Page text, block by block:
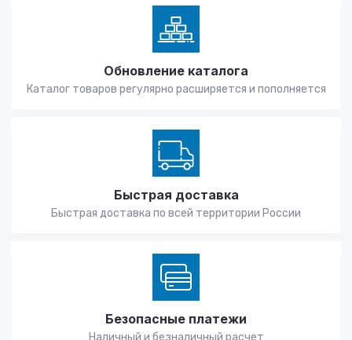
Обновление каталога
Каталог товаров регулярно расширяется и пополняется
Быстрая доставка
Быстрая доставка по всей территории России
Безопасные платежи
Наличный и безналичный расчет